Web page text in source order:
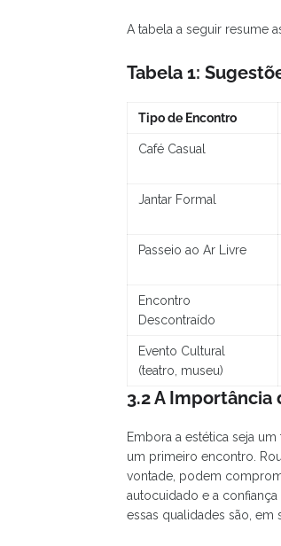
A tabela a seguir resume
Tabela 1:
Tipo de Encontro
Café Casual
Jantar Formal
Passeio ao Ar Livre
Encontro
Descontraído
Evento Cultural
(teatro, museu)
3.2 A
Embora a estética seja
um primeiro encontro.
vontade, podem
autocuidado e a
essas qualidades são, em